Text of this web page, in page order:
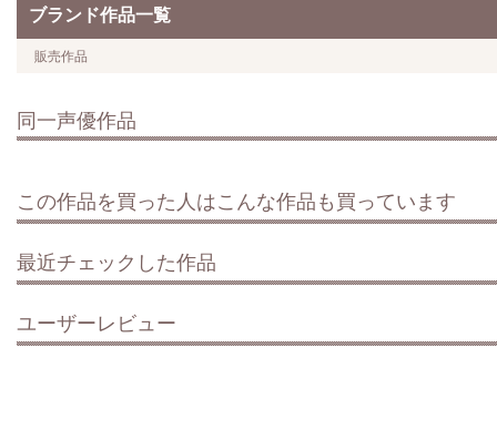
ブランド作品一覧
販売作品
同一声優作品
この作品を買った人はこんな作品も買っています
最近チェックした作品
ユーザーレビュー